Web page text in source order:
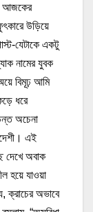
আজকের
উড়িয়ে
যেটাকে একটু
নামের যুবক
বিমূঢ় আমি
ধরে
অচেনা
এই
দেখে অবাক
হয়ে যাওয়া
ক্রাচের অভাবে